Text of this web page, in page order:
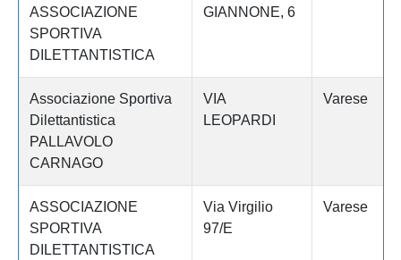
ASSOCIAZIONE
SPORTIVA
DILETTANTISTICA
GIANNONE, 6
Associazione Sportiva
Dilettantistica
PALLAVOLO
CARNAGO
VIA
LEOPARDI
Varese
ASSOCIAZIONE
SPORTIVA
DILETTANTISTICA
Via Virgilio
97/E
Varese